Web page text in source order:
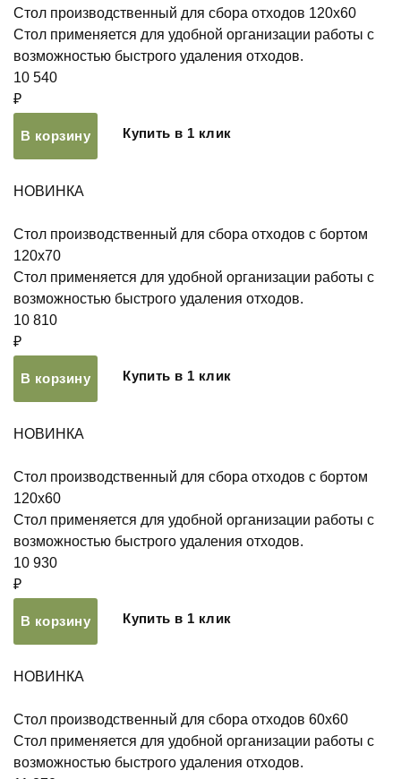
Стол производственный для сбора отходов 120х60
Стол применяется для удобной организации работы с
возможностью быстрого удаления отходов.
10 540
₽
В корзину Купить в 1 клик
НОВИНКА
Стол производственный для сбора отходов с бортом
120х70
Стол применяется для удобной организации работы с
возможностью быстрого удаления отходов.
10 810
₽
В корзину Купить в 1 клик
НОВИНКА
Стол производственный для сбора отходов с бортом
120х60
Стол применяется для удобной организации работы с
возможностью быстрого удаления отходов.
10 930
₽
В корзину Купить в 1 клик
НОВИНКА
Стол производственный для сбора отходов 60х60
Стол применяется для удобной организации работы с
возможностью быстрого удаления отходов.